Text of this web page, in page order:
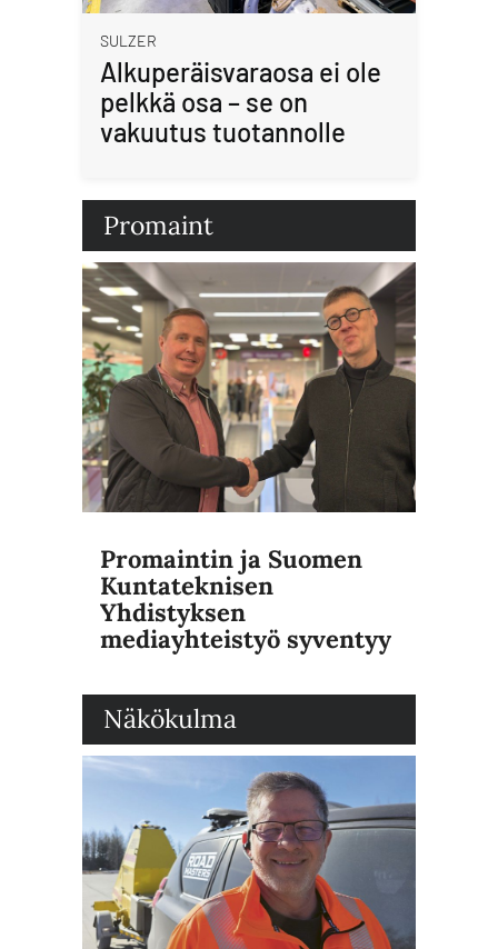
SULZER
Alkuperäisvaraosa ei ole
pelkkä osa – se on
vakuutus tuotannolle
Promaint
Promaintin ja Suomen
Kuntateknisen
Yhdistyksen
mediayhteistyö syventyy
Näkökulma